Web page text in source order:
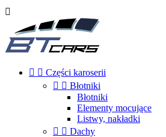

  Części karoserii
  Błotniki
Błotniki
Elementy mocujące
Listwy, nakładki
  Dachy